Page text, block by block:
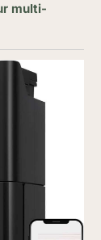
multi-